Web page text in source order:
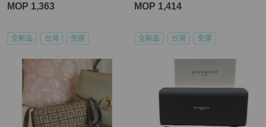
MOP 1,363
全新品 台灣 免運
MOP 1,414
全新品 台灣 免運